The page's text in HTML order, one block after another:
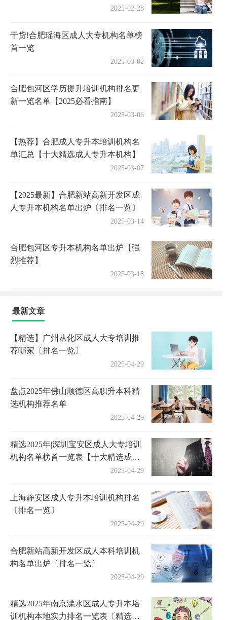
2025-02-28
干货!合肥瑶海区成人大专机构名单榜
首一览
2025-03-02
合肥包河区学历提升培训机构排名更
新一览名单【2025必看指南】
2025-03-06
【热荐】合肥成人专升本培训机构名
单汇总【十大精选成人专升本机构】
2025-03-07
【2025最新】合肥新站高新开发区成
人专升本机构名单出炉〔排名一览〕
2025-03-14
合肥包河区专升本机构名单出炉【强
烈推荐】
2025-03-18
最新文章
【精选】广州从化区成人大专培训推
荐哪家〔排名一览〕
2025-04-29
盘点2025年佛山顺德区高职升本科精
选机构推荐名单
2025-04-29
精选2025年|深圳宝安区成人大专培训
机构名单榜首一览表【十大精选成人
2025-04-29
上海静安区成人专升本培训机构排名
〔排名一览〕
2025-04-29
合肥新站高新开发区成人本科培训机
构名单出炉〔排名一览〕
2025-04-29
精选2025年南京溧水区成人专升本培
训机构本地实力排名一览表〔精选机